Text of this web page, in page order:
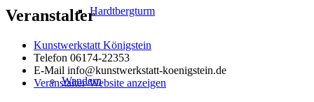
Hardtbergturm
Wandern
Veranstalter
Kunstwerkstatt Königstein
Telefon 06174-22353
E-Mail info@kunstwerkstatt-koenigstein.de
Veranstalter-Website anzeigen